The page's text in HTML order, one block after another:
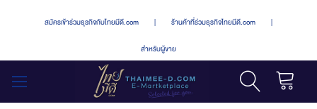
สมัครเข้าร่วมธุรกิจกับไทยมีดี.com | ร้านค้าที่ร่วมธุรกิจไทยมีดี.com |
สำหรับผู้ขาย